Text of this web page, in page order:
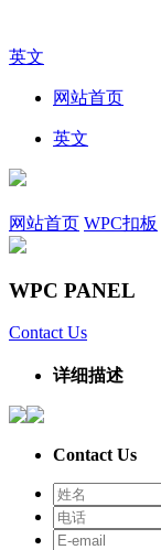
英文
网站首页
英文
网站首页 WPC扣板
WPC PANEL
Contact Us
详细描述
Contact Us